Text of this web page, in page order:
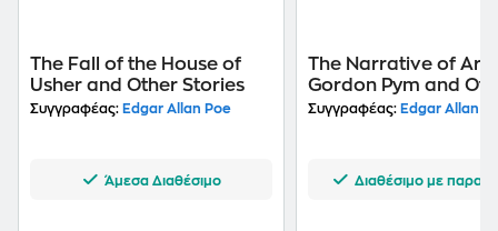
The Fall of the House of
Usher and Other Stories
Συγγραφέας: Edgar Allan Poe
Άμεσα Διαθέσιμο
The Narrative of
Gordon Pym and
Tales
Συγγραφέας: Edgar Allan
Διαθέσιμο με